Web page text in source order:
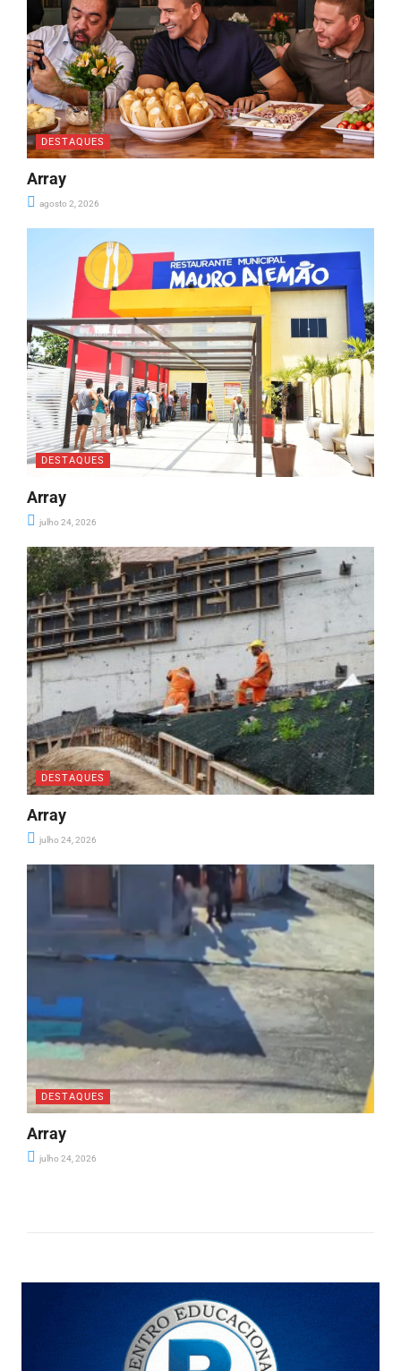
DESTAQUES
Array
agosto 2, 2026
DESTAQUES
Array
julho 24, 2026
DESTAQUES
Array
julho 24, 2026
DESTAQUES
Array
julho 24, 2026